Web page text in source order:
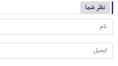
نظر شما